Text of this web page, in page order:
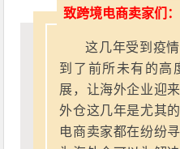
致跨境电商卖家们：
这几年受到疫
到了前所未有的高
展，让海外企业迎
外仓这几年是尤其
电商卖家都在纷纷